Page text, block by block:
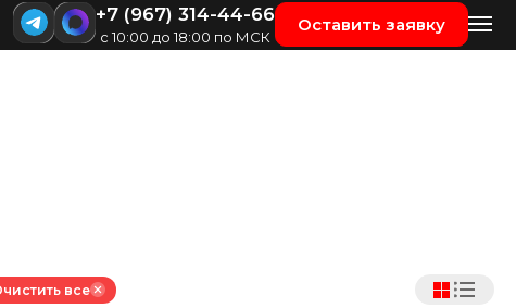
+7 (967) 314-44-66
с 10:00 до 18:00 по МСК
Оставить заявку
все